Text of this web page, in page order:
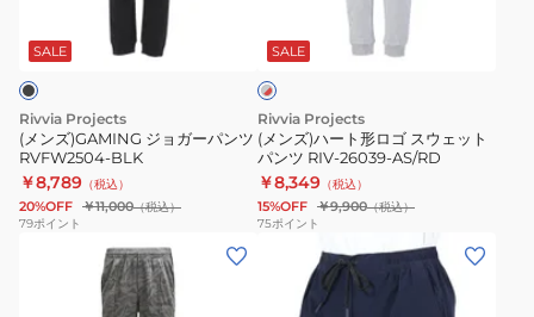
パ
ン
ツ
RVFW2504-
BLK
SALE
Rivvia Projects
(メンズ)GAMING ジョガーパンツ
RVFW2504-BLK
￥8,789 （税込）
20%OFF ￥11,000（税込）
79ポイント
ロ
ゴ
ス
ウ
ェ
ッ
ト
SALE
グ
レ
ー
ッ
ド
Rivvia Projects
(メンズ)ハート形ロゴ スウェット
パンツ RIV-26039-AS/RD
￥8,349 （税込）
15%OFF ￥9,900（税込）
75ポイント
ズ)DAILY